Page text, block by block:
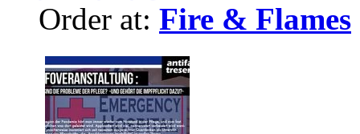
Order at: Fire & Flames